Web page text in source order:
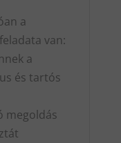
a
van:
a
és tartós
megoldás